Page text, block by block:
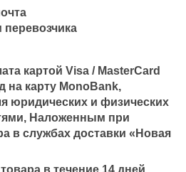
Новая почта
картой Visa / MasterCard
на карту MonoBank,
юридических и физических
Наложенным при
в службах доставки «Новая
в течение 14 дней